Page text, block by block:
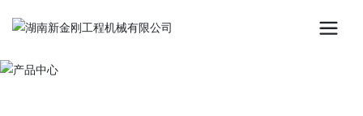
产品中心